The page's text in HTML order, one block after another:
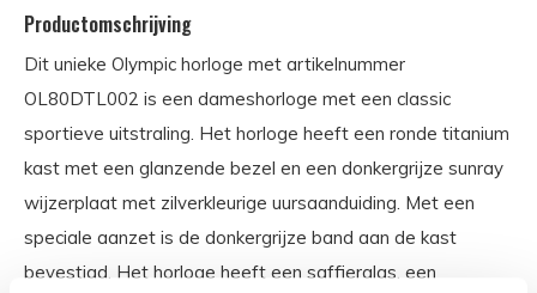
Productomschrijving
Dit unieke Olympic horloge met artikelnummer
OL80DTL002 is een dameshorloge met een classic
sportieve uitstraling. Het horloge heeft een ronde titanium
kast met een glanzende bezel en een donkergrijze sunray
wijzerplaat met zilverkleurige uursaanduiding. Met een
speciale aanzet is de donkergrijze band aan de kast
bevestigd. Het horloge heeft een saffierglas, een